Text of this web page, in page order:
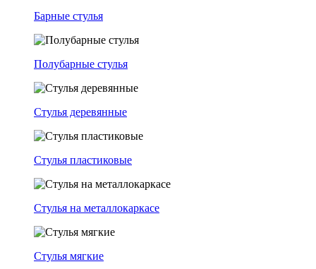
Барные стулья
Полубарные стулья
Стулья деревянные
Стулья пластиковые
Стулья на металлокаркасе
Стулья мягкие